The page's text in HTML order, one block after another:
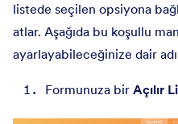
listede seçilen opsiyona
atlar. Aşağıda bu koşullu
ayarlayabileceğinize dair
Formunuza bir Açılır